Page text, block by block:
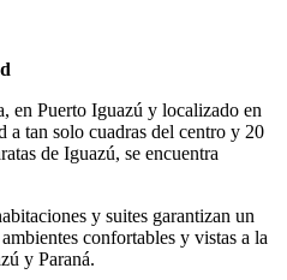
en Puerto Iguazú y localizado en
a tan solo cuadras del centro y 20
de Iguazú, se encuentra
y suites garantizan un
confortables y vistas a la
y Paraná.